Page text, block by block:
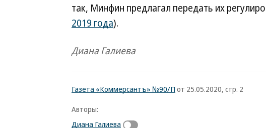
так, Минфин предлагал передать их
2019 года).
Диана Галиева
Газета «Коммерсантъ» №90/П от 25.05.2020, стр. 2
Авторы:
Диана Галиева